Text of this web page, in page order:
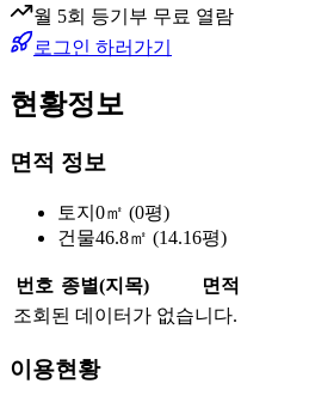
월 5회 등기부 무료 열람
로그인 하러가기
현황정보
면적 정보
토지 0㎡ (0평)
건물46.8㎡ (14.16평)
번호 종별(지목) 면적
조회된 데이터가 없습니다.
이용현황